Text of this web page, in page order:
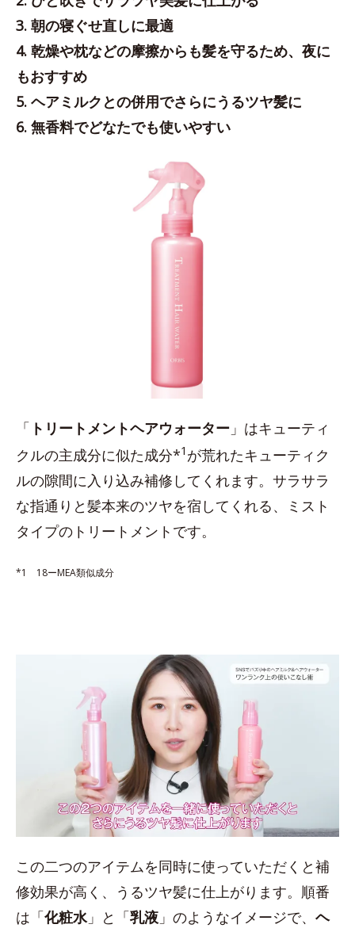
3. 朝の寝ぐせ直しに最適
4. 乾燥や枕などの摩擦からも髪を守るため、夜に
もおすすめ
5. ヘアミルクとの併用でさらにうるツヤ髪に
6. 無香料でどなたでも使いやすい
「 トリートメントヘアウォーター 」はキューティ
クルの主成分に似た成分*1 が荒れたキューティク
ルの隙間に入り込み補修してくれます。サラサラ
な指通りと髪本来のツヤを宿してくれる、ミスト
タイプのトリートメントです。
*1 18ーMEA類似成分
この二つのアイテムを同時に使っていただくと補
修効果が高く、うるツヤ髪に仕上がります。順番
は「化粧水」と「乳液 」のようなイメージで、 ヘ